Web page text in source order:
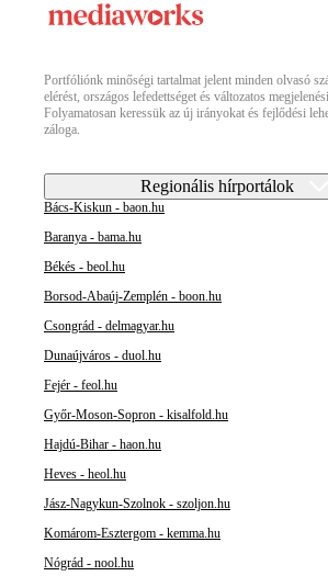
Portfóliónk minőségi tartalmat jelent minden olvasó
elérést, országos lefedettséget és változatos
Folyamatosan keressük az új irányokat és fejlődési
záloga.
Regionális hírportálok
Bács-Kiskun - baon.hu
Baranya - bama.hu
Békés - beol.hu
Borsod-Abaúj-Zemplén - boon.hu
Csongrád - delmagyar.hu
Dunaújváros - duol.hu
Fejér - feol.hu
Győr-Moson-Sopron - kisalfold.hu
Hajdú-Bihar - haon.hu
Heves - heol.hu
Jász-Nagykun-Szolnok - szoljon.hu
Komárom-Esztergom - kemma.hu
Nógrád - nool.hu